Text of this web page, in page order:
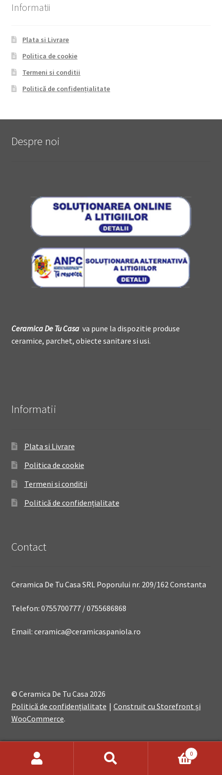
Informatii
Plata si Livrare
Politica de cookie
Termeni si conditii
Politică de confidențialitate
Despre noi
Ceramica DeTu Casava pune la dispozitie produse
ceramice, parchet, obiecte sanitare si usi.
Informatii
Plata si Livrare
Politica de cookie
Termeni si conditii
Politică de confidențialitate
Contact
Ceramica De Tu Casa SRL Poporului nr. 209/162 Constanta
Telefon: 0755700777 / 0755686868
Email: ceramica@ceramicaspaniola.ro
© Ceramica De Tu Casa 2026
Politică de confidențialitate
Construit cu Storefront și
WooCommerce.
0